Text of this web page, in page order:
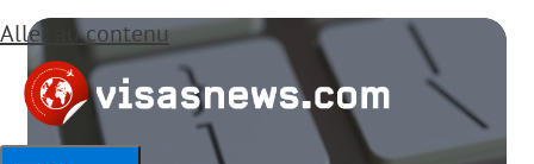
Aller au contenu